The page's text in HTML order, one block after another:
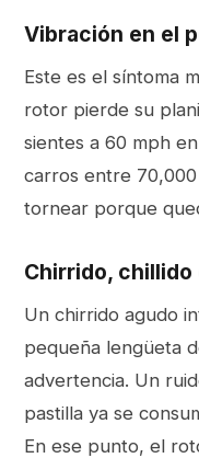
Vibración en el
Este es el síntoma
rotor pierde su
sientes a 60 mph
carros entre
tornear porque
Chirrido,
Un chirrido agudo
pequeña lengüeta
advertencia. Un
pastilla ya se
En ese punto, el